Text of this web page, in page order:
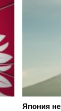
Япония